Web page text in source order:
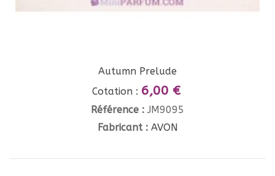
Autumn Prelude
Cotation : 6,00 €
Référence : JM9095
Fabricant : AVON